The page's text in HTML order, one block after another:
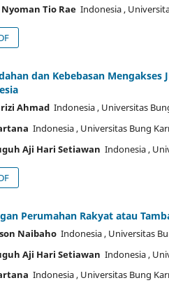
Nyoman Tio Rae Indonesia,
dan Kebebasan
Ahmad Indonesia, Universitas
Indonesia, Universitas Bung
Aji Hari Setiawan Indonesia ,
Perumahan Rakyat atau
Naibaho Indonesia, Universitas
Aji Hari Setiawan Indonesia ,
Indonesia, Universitas Bung